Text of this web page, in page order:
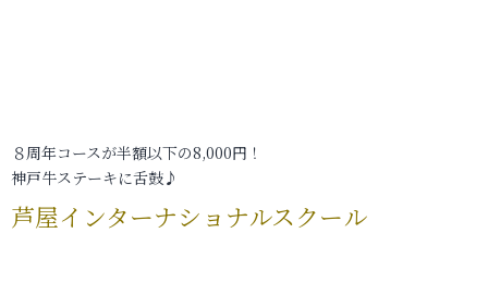
８周年コースが半額以下の8,000円！
神戸牛ステーキに舌鼓♪
芦屋インターナショナルスクール